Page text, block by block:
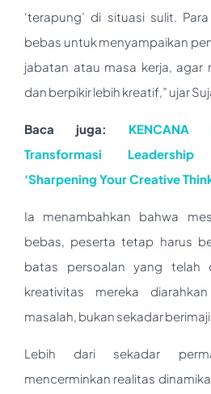
‘terapung’ di situasi sulit.
bebas untuk menyampaikan
jabatan atau masa kerja, agar
dan berpikir lebih kreatif,” ujar
Baca juga:
KENCANA
Transformasi
‘Sharpening Your Creative
Ia menambahkan bahwa
bebas, peserta tetap harus
batas persoalan yang telah
kreativitas mereka
masalah, bukan sekadar
Lebih dari sekadar
mencerminkan realitas